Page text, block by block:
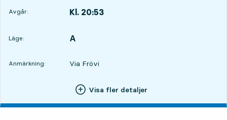
Avgår: Kl. 20:53
Läge:
LÄGE, A
,
Anmärkning: Via Frövi
Visa fler detaljer